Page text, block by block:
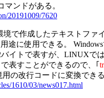
20191009/7620
で作成したテキストファ
途に使用できる。
バイトで表すが、LINUXで
表すことができるので、｢
1610/03/news017.html